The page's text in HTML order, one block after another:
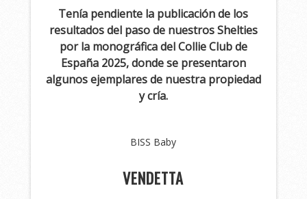
Tenía pendiente la publicación de los
resultados del paso de nuestros Shelties
por la monográfica del Collie Club de
España 2025, donde se presentaron
algunos ejemplares de nuestra propiedad
y cría.
BISS Baby
VENDETTA